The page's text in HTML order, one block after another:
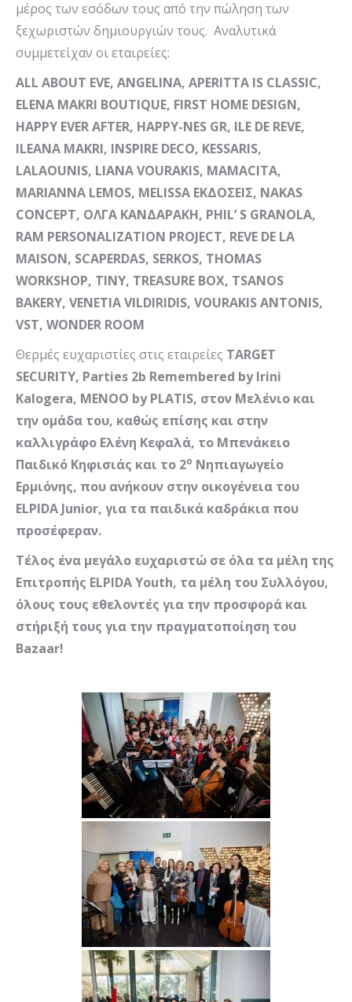
μέρος των εσόδων τους από την πώληση των
ξεχωριστών δημιουργιών τους. Αναλυτικά
συμμετείχαν οι εταιρείες:
ALL ABOUT EVE, ANGELINA, APERITTA IS CLASSIC,
ELENA MAKRI BOUTIQUE, FIRST ΗΟΜΕ DESIGN,
HAPPY EVER AFTER, HAPPY-NES GR, ILE DE REVE,
ILEANA MAKRI, INSPIRE DECO, KESSARIS,
LALAOUNIS, LIANA VOURAKIS, MAMACITA,
MARIANNA LEMOS, MELISSA ΕΚΔΟΣΕΙΣ, NAKAS
CONCEPT, ΟΛΓΑ ΚΑΝΔΑΡΑΚΗ, PHIL’ S GRANOLA,
RAM PERSONALIZATION PROJECT, REVE DE LA
MAISON, SCAPERDAS, SERKOS, THOMAS
WORKSHOP, TINY, TREASURE BOX, TSANOS
BAKERY, VENETIA VILDIRIDIS, VOURAKIS ANTONIS,
VST, WONDER ROOM
Θερμές ευχαριστίες στις εταιρείες TARGET
SECURITY, Parties 2b Remembered by Irini
Kalogera, MENOO by PLATIS, στον Μελένιο και
την ομάδα του, καθώς επίσης και στην
καλλιγράφο Ελένη Κεφαλά, το Μπενάκειο
Παιδικό Κηφισιάς και το 2ο Νηπιαγωγείο
Ερμιόνης, που ανήκουν στην οικογένεια του
ELPIDA Junior, για τα παιδικά καδράκια που
προσέφεραν.
Τέλος ένα μεγάλο ευχαριστώ σε όλα τα μέλη της
Επιτροπής ELPIDAYouth, τα μέλη του Συλλόγου,
όλους τους εθελοντές για την προσφορά και
στήριξή τους για την πραγματοποίηση του
Bazaar!